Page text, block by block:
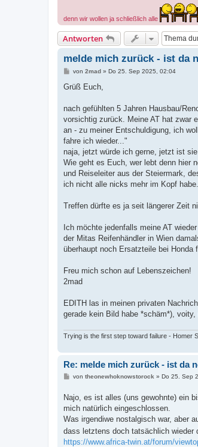
denn wir wollen ja schließlich alle
Antworten
melde mich zurück - ist da
B
i
a
von 2mad» Do 25. Sep 2025, 02:04
Grüß Euch,
nach gefühlten 5 Jahren Hausbau/
vorsichtig zurück. Meine AT hat zwar
an - zu meiner Entschuldigung, ich
fahre ich wieder..."
naja, jetzt würde ich gerne, jetzt ist
Wie geht es Euch, wer lebt denn hier
und Reiseleiter aus der Steiermark,
ich nicht alle nicks mehr im Kopf habe.
Treffen dürfte es ja seit längerer Zeit
Ich möchte jedenfalls meine AT
der Mitas Reifenhändler in Wien
überhaupt noch Ersatzteile bei Honda
Freu mich schon auf Lebenszeichen!
2mad
EDITH las in meinen privaten
gerade kein Bild habe *schäm*), voity,
Trying is the first step toward failure - Homer
Re: melde mich zurück - ist da
B
t
r
a
g
von theonewhoknowstorock » Do 25. Sep
Najo, es ist alles (uns gewohnte) ein
mich natürlich eingeschlossen.
Was irgendiwe nostalgisch war, aber
dass letztens doch tatsächlich wieder
https://www.africa-twin.at/forum/